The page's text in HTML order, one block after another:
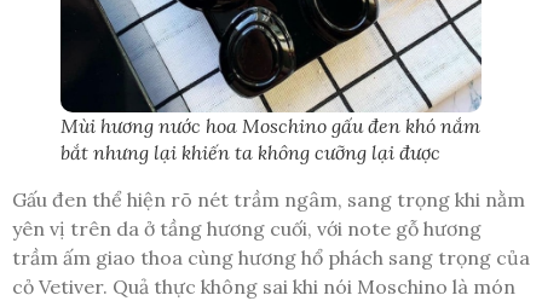
Mùi hương nước hoa Moschino gấu đen khó nắm
bắt nhưng lại khiến ta không cưỡng lại được
Gấu đen thể hiện rõ nét trầm ngâm, sang trọng khi nằm
yên vị trên da ở tầng hương cuối, với note gỗ hương
trầm ấm giao thoa cùng hương hổ phách sang trọng của
cỏ Vetiver. Quả thực không sai khi nói Moschino là món